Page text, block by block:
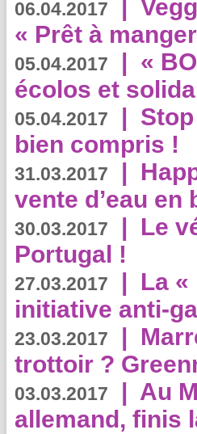
06.04.2017 |
« Prêt à
05.04.2017 | «
écolos et
05.04.2017 |
bien compris !
31.03.2017 |
vente d’eau
30.03.2017 | Le
Portugal !
27.03.2017 | La
initiative anti-
23.03.2017 |
trottoir ?
03.03.2017 | Au
allemand, finis